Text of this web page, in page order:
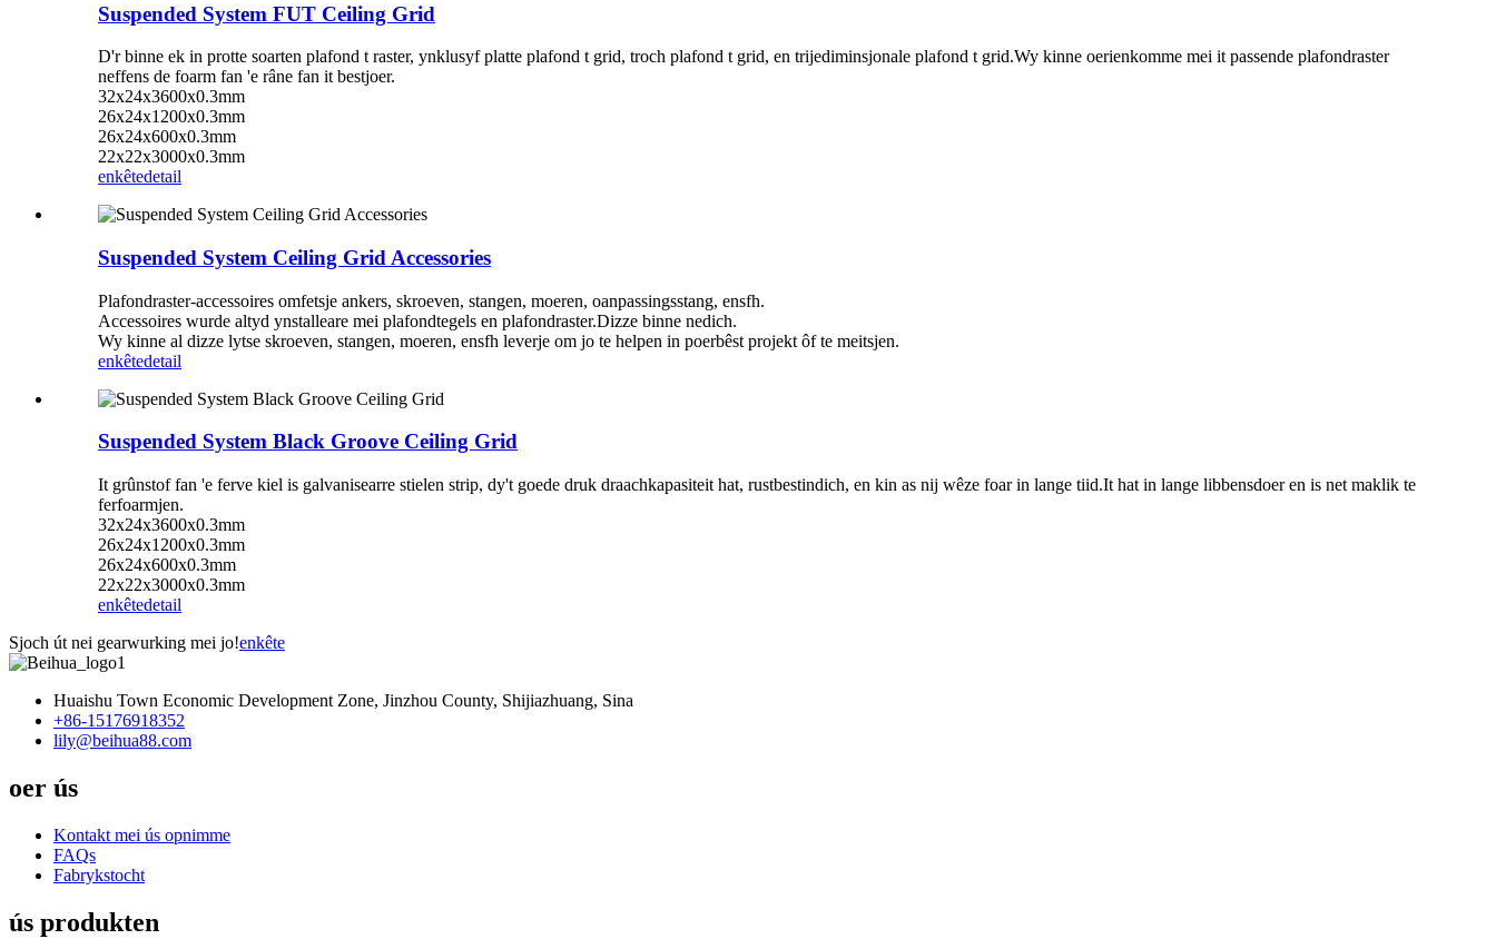
Suspended System FUT Ceiling Grid
D'r binne ek in protte soarten plafond t raster, ynklusyf platte plafond t grid, troch plafond t grid, en trijediminsjonale plafond t grid.Wy kinne oerienkomme mei it passende plafondraster
neffens de foarm fan 'e râne fan it bestjoer.
32x24x3600x0.3mm
26x24x1200x0.3mm
26x24x600x0.3mm
22x22x3000x0.3mm
enkêtedetail
Suspended System Ceiling Grid Accessories
Plafondraster-accessoires omfetsje ankers, skroeven, stangen, moeren, oanpassingsstang, ensfh.
Accessoires wurde altyd ynstalleare mei plafondtegels en plafondraster.Dizze binne nedich.
Wy kinne al dizze lytse skroeven, stangen, moeren, ensfh leverje om jo te helpen in poerbêst projekt ôf te meitsjen.
enkêtedetail
Suspended System Black Groove Ceiling Grid
It grûnstof fan 'e ferve kiel is galvanisearre stielen strip, dy't goede druk draachkapasiteit hat, rustbestindich, en kin as nij wêze foar in lange tiid.It hat in lange libbensdoer en is net maklik te
ferfoarmjen.
32x24x3600x0.3mm
26x24x1200x0.3mm
26x24x600x0.3mm
22x22x3000x0.3mm
enkêtedetail
Sjoch út nei gearwurking mei jo!enkête
Huaishu Town Economic Development Zone, Jinzhou County, Shijiazhuang, Sina
+86-15176918352
lily@beihua88.com
oer ús
Kontakt mei ús opnimme
FAQs
Fabrykstocht
ús produkten